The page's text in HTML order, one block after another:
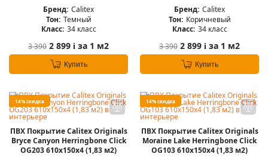
Бренд: Calitex
Тон: Темный
Класс: 34 класс
3 390 2 899 i за 1 м2
Купить
Бренд: Calitex
Тон: Коричневый
Класс: 34 класс
3 390 2 899 i за 1 м2
Купить
14% скидка
ПВХ Покрытие Calitex Originals
Bryce Canyon Herringbone Click
OG203 610x150x4 (1,83 м2)
14% скидка
ПВХ Покрытие Calitex Originals
Moraine Lake Herringbone Click
OG103 610x150x4 (1,83 м2)